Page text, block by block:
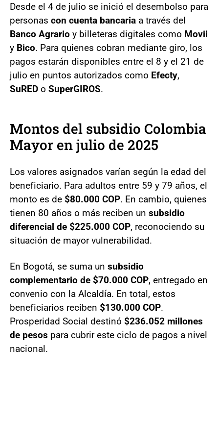
Desde el 4 de julio se inició el desembolso para
personas con cuenta bancaria a través del
Banco Agrario y billeteras digitales como Movii
y Bico. Para quienes cobran mediante giro, los
pagos estarán disponibles entre el 8 y el 21 de
julio en puntos autorizados como Efecty,
SuRED o SuperGIROS.
Montos del subsidio Colombia
Mayor en julio de 2025
Los valores asignados varían según la edad del
beneficiario. Para adultos entre 59 y 79 años, el
monto es de $80.000 COP. En cambio, quienes
tienen 80 años o más reciben un subsidio
diferencial de $225.000 COP, reconociendo su
situación de mayor vulnerabilidad.
En Bogotá, se suma un subsidio
complementario de $70.000 COP, entregado en
convenio con la Alcaldía. En total, estos
beneficiarios reciben $130.000 COP.
Prosperidad Social destinó $236.052 millones
de pesos para cubrir este ciclo de pagos a nivel
nacional.